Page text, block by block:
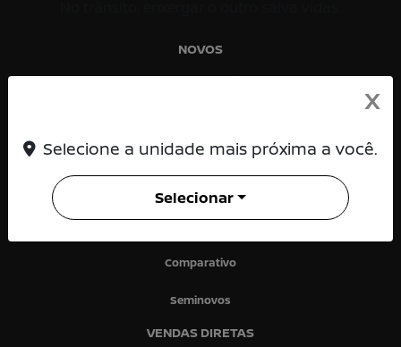
NOVOS
Novo Nissan Kicks
Nissan Versa
Nissan Frontier
Comparativo
Seminovos
VENDAS DIRETAS
X
Selecione a unidade mais próxima a você.
Selecionar